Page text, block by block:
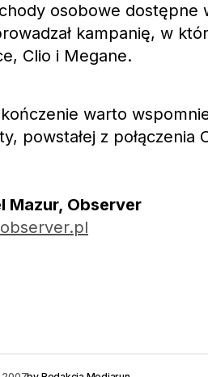
osobowe dostępne
kampanię, w
Clio i Megane.
warto
powstałej z połączenia
Mazur, Observer